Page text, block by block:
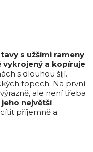
s užšími rameny
vykrojený a kopíruje
s dlouhou šíjí.
topech. Na první
ale není třeba
největší
příjemně a